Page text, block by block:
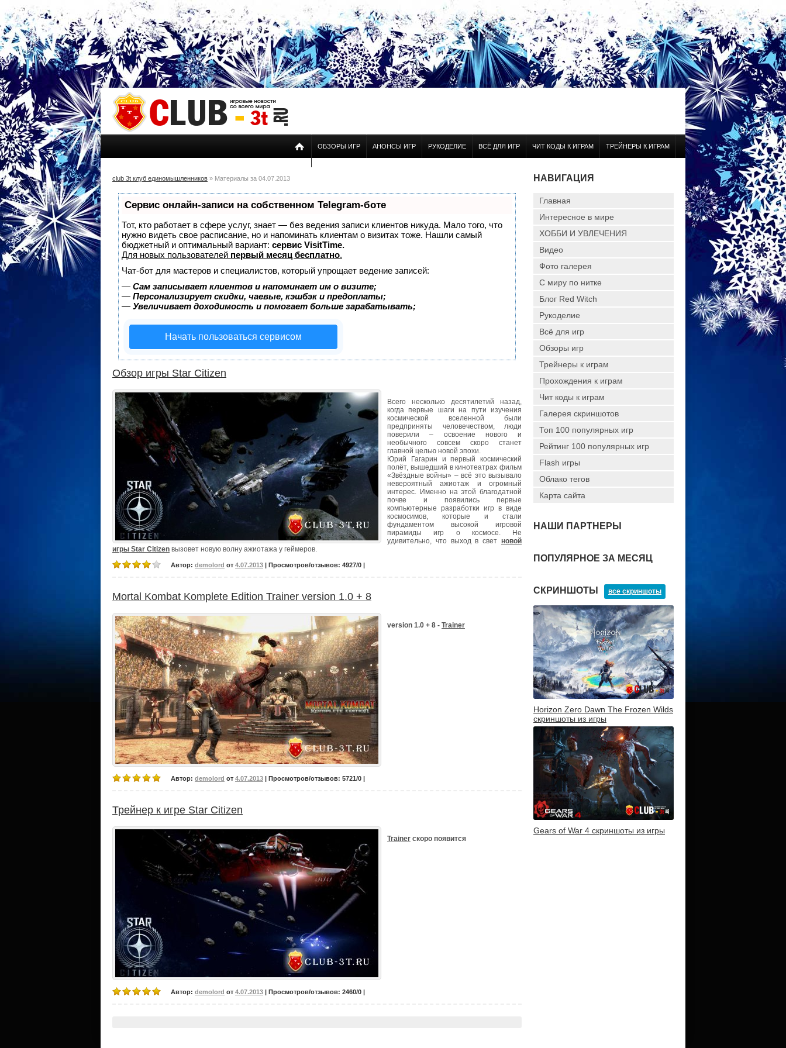
ОБЗОРЫ ИГР АНОНСЫ ИГР РУКОДЕЛИЕ ВСЁ ДЛЯ ИГР ЧИТ КОДЫ К ИГРАМ ТРЕЙНЕРЫ К ИГРАМ
club 3t клуб единомышленников » Материалы за 04.07.2013
Сервис онлайн-записи на собственном Telegram-боте
Тот, кто работает в сфере услуг, знает — без ведения записи клиентов никуда. Мало того, что
нужно видеть свое расписание, но и напоминать клиентам о визитах тоже. Нашли самый
бюджетный и оптимальный вариант: сервис VisitTime.
Для новых пользователей первый месяц бесплатно.
Чат-бот для мастеров и специалистов, который упрощает ведение записей:
— Сам записывает клиентов и напоминает им о визите;
— Персонализирует скидки, чаевые, кэшбэк и предоплаты;
— Увеличивает доходимость и помогает больше зарабатывать;
Начать пользоваться сервисом
Обзор игры Star Citizen
Всего несколько десятилетий назад,
когда первые шаги на пути изучения
космической вселенной были
предприняты человечеством, люди
поверили – освоение нового и
необычного совсем скоро станет
главной целью новой эпохи.
Юрий Гагарин и первый космический
полёт, вышедший в кинотеатрах фильм
«Звёздные войны» – всё это вызывало
невероятный ажиотаж и огромный
интерес. Именно на этой благодатной
почве и появились первые
компьютерные разработки игр в виде
космосимов, которые и стали
фундаментом высокой игровой
пирамиды игр о космосе. Не
удивительно, что выход в свет новой
игры Star Citizen вызовет новую волну ажиотажа у геймеров.
Автор: demolord от 4.07.2013 | Просмотров/отзывов: 4927/0 |
Mortal Kombat Komplete Edition Trainer version 1.0 + 8
version 1.0 + 8 - Trainer
Автор: demolord от 4.07.2013 | Просмотров/отзывов: 5721/0 |
Трейнер к игре Star Citizen
Trainer скоро появится
Автор: demolord от 4.07.2013 | Просмотров/отзывов: 2460/0 |
НАВИГАЦИЯ
Главная
Интересное в мире
ХОББИ И УВЛЕЧЕНИЯ
Видео
Фото галерея
С миру по нитке
Блог Red Witch
Рукоделие
Всё для игр
Обзоры игр
Трейнеры к играм
Прохождения к играм
Чит коды к играм
Галерея скриншотов
Топ 100 популярных игр
Рейтинг 100 популярных игр
Flash игры
Облако тегов
Карта сайта
НАШИ ПАРТНЕРЫ
ПОПУЛЯРНОЕ ЗА МЕСЯЦ
СКРИНШОТЫ все скриншоты
Horizon Zero Dawn The Frozen Wilds
скриншоты из игры
Gears of War 4 скриншоты из игры